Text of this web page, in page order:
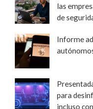
las
de
Informe
para
incluso